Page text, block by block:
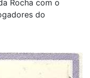
Rocha com o
do